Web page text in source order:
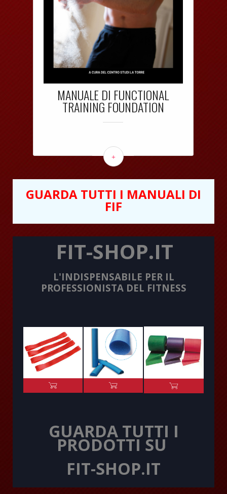
MANUALE DI FUNCTIONAL
TRAINING FOUNDATION
+
GUARDA TUTTI I MANUALI DI
FIF
FIT-SHOP.IT
L'INDISPENSABILE PER IL
PROFESSIONISTA DEL FITNESS
GUARDA TUTTI I
PRODOTTI SU
FIT-SHOP.IT